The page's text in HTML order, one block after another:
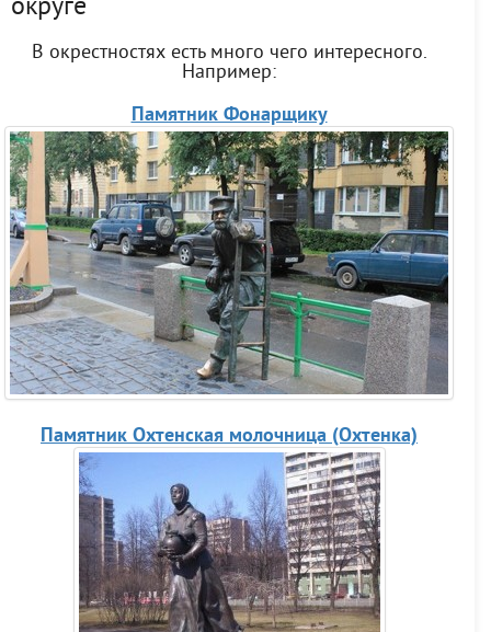
округе
В окрестностях есть много чего интересного.
Например:
Памятник Фонарщику
Памятник Охтенская молочница (Охтенка)